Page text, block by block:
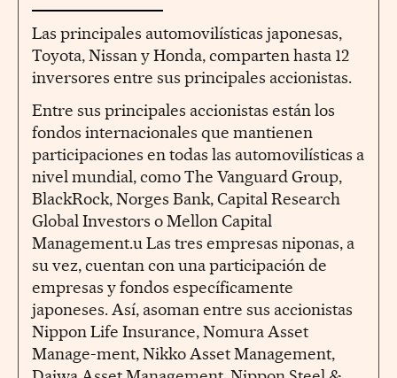
Las principales automovilísticas japonesas,
Toyota, Nissan y Honda, comparten hasta 12
inversores entre sus principales accionistas.
Entre sus principales accionistas están los
fondos internacionales que mantienen
participaciones en todas las automovilísticas a
nivel mundial, como The Vanguard Group,
BlackRock, Norges Bank, Capital Research
Global Investors o Mellon Capital
Management.u Las tres empresas niponas, a
su vez, cuentan con una participación de
empresas y fondos específicamente
japoneses. Así, asoman entre sus accionistas
Nippon Life Insurance, Nomura Asset
Manage-ment, Nikko Asset Management,